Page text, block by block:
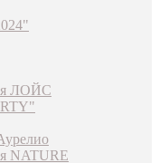
ЛОЙС
NATURE